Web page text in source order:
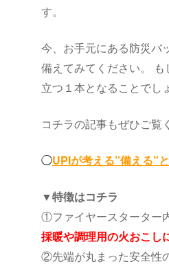
す。
今、お手元にある防災バ
備えてみてください。
立つ１本となることでし
コチラの記事もぜひご覧
◯UPIが考える”備える”
▼特徴はコチラ
①ファイヤースタータ
採暖や調理用の火おこし
②先端が丸まった安全